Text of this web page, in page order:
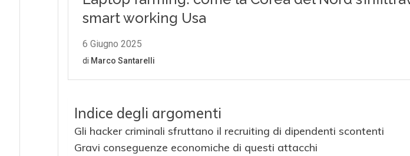
Indice degli argomenti
Gli hacker criminali sfruttano il recruiting di dipendenti scontenti
Gravi conseguenze economiche di questi attacchi